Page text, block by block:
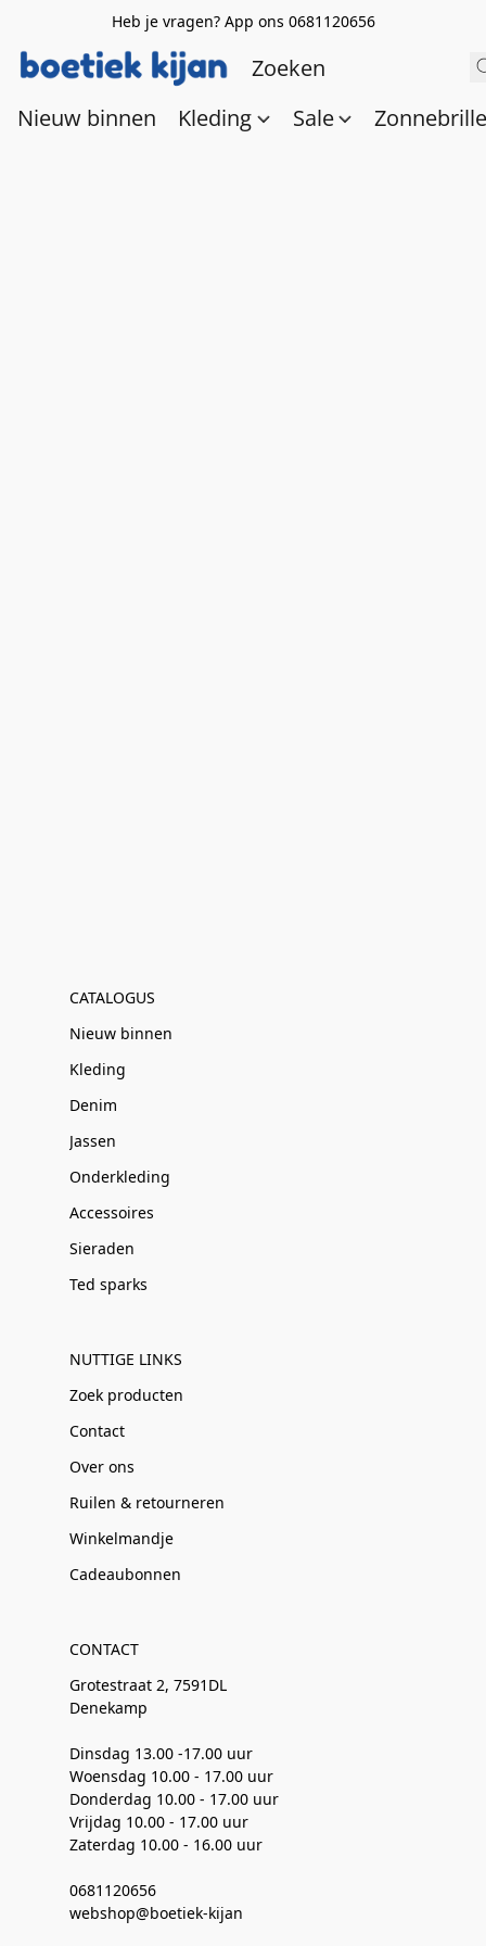
Heb je vragen? App ons 0681120656
Nieuw binnen Kleding Sale
CATALOGUS
Nieuw binnen
Kleding
Denim
Jassen
Onderkleding
Accessoires
Sieraden
Ted sparks
NUTTIGE LINKS
Zoek producten
Contact
Over ons
Ruilen & retourneren
Winkelmandje
Cadeaubonnen
CONTACT
Grotestraat 2, 7591DL
Denekamp
Dinsdag 13.00 -17.00 uur
Woensdag 10.00 - 17.00 uur
Donderdag 10.00 - 17.00 uur
Vrijdag 10.00 - 17.00 uur
Zaterdag 10.00 - 16.00 uur
0681120656
webshop@boetiek-kijan